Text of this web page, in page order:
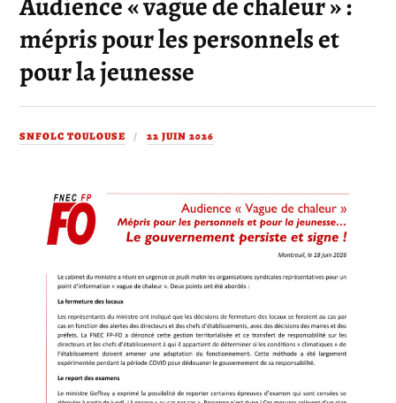
mépris pour les personnels et
pour la jeunesse
SNFOLC TOULOUSE 22 JUIN 2026